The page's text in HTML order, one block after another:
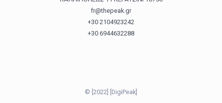
fr@thepeak.gr
+30 2104923242
+30 6944632288
© [2022] [DigiPeak]